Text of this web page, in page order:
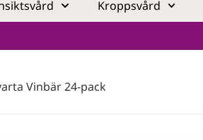
Kroppsvård
Vinbär 24-pack